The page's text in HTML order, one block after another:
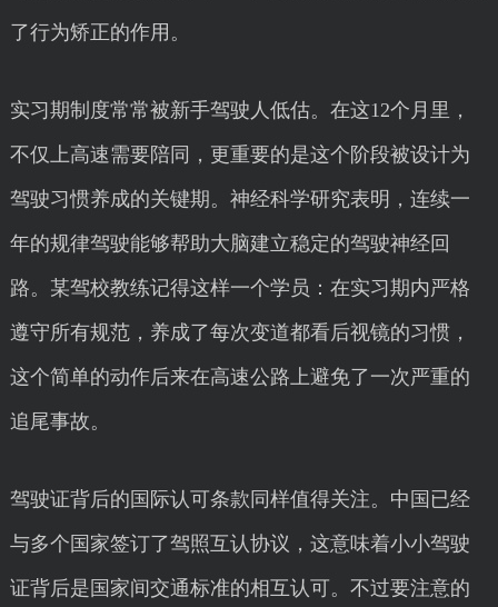
了行为矫正的作用。
实习期制度常常被新手驾驶人低估。在这12个月里，
不仅上高速需要陪同，更重要的是这个阶段被设计为
驾驶习惯养成的关键期。神经科学研究表明，连续一
年的规律驾驶能够帮助大脑建立稳定的驾驶神经回
路。某驾校教练记得这样一个学员：在实习期内严格
遵守所有规范，养成了每次变道都看后视镜的习惯，
这个简单的动作后来在高速公路上避免了一次严重的
追尾事故。
驾驶证背后的国际认可条款同样值得关注。中国已经
与多个国家签订了驾照互认协议，这意味着小小驾驶
证背后是国家间交通标准的相互认可。不过要注意的